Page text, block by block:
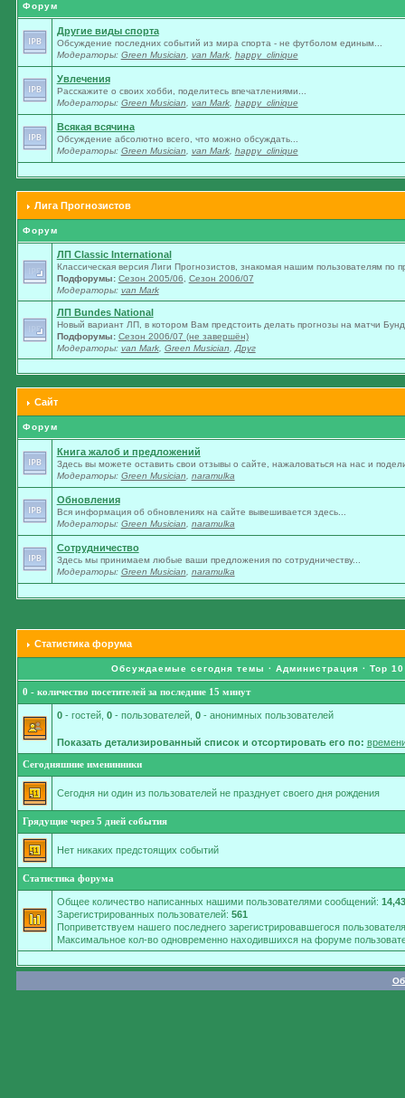
Форум
Другие виды спорта
Обсуждение последних событий из мира спорта - не футболом единым...
Модераторы: Green Musician van Mark, happy_clinique
Увлечения
Расскажите о своих хобби, поделитесь впечатлениями...
Модераторы: Green Musician van Mark, happy_clinique
Всякая всячина
Обсуждение абсолютно всего, что можно обсуждать...
Модераторы: Green Musician van Mark, happy_clinique
Лига Прогнозистов
Форум
ЛП Classic International
Классическая версия Лиги Прогнозистов, знакомая нашим пользователям по
Подфорумы: Сезон 2005/06
Сезон 2006/07
Модераторы: van Mark
ЛП Bundes National
Новый вариант ЛП, в котором Вам предстоить делать прогнозы на матчи
Подфорумы: Сезон 2006/07 (не завершён)
Модераторы: van Mark, Green Musician Друг
Сайт
Форум
Книга жалоб и предложений
Здесь вы можете оставить свои отзывы о сайте, нажаловаться на нас и
Модераторы: Green Musician naramulka
Обновления
Вся информация об обновлениях на сайте вывешивается здесь...
Модераторы: Green Musician naramulka
Сотрудничество
Здесь мы принимаем любые ваши предложения по сотрудничеству...
Модераторы: Green Musician naramulka
Статистика форума
Обсуждаемые сегодня темы · Администрация · Top
0 - количество посетителей за последние 15 минут
0- гостей, 0- пользователей, 0- анонимных пользователей
Показать детализированный список и отсортировать его по:
Сегодняшние именинники
Сегодня ни один из пользователей не празднует своего дня рождения
Грядущие через 5 дней события
Нет никаких предстоящих событий
Статистика форума
Общее количество написанных нашими пользователями сообщений:
Зарегистрированных пользователей: 561
Поприветствуем нашего последнего зарегистрировавшегося
Максимальное кол-во одновременно находившихся на форуме